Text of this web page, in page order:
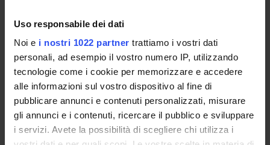
Uso responsabile dei dati
Noi e i nostri 1022 partner trattiamo i vostri dati
personali, ad esempio il vostro numero IP, utilizzando
tecnologie come i cookie per memorizzare e accedere
alle informazioni sul vostro dispositivo al fine di
pubblicare annunci e contenuti personalizzati, misurare
gli annunci e i contenuti, ricercare il pubblico e sviluppare
i servizi. Avete la possibilità di scegliere chi utilizza i
Giorgio Mion
Sara Moggi
Enrico Moretto
Membro
Mauro Mussini
Componente